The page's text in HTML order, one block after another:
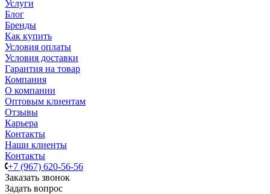
Услуги
Блог
Бренды
Как купить
Условия оплаты
Условия доставки
Гарантия на товар
Компания
О компании
Оптовым клиентам
Отзывы
Карьера
Контакты
Наши клиенты
Контакты
+7 (967) 620-56-56
Заказать звонок
Задать вопрос